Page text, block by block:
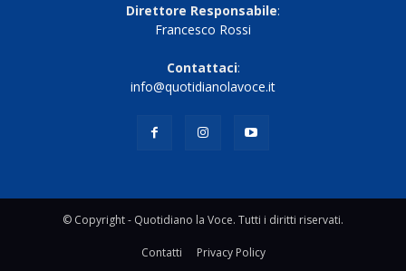
Direttore Responsabile:
Francesco Rossi
Contattaci:
info@quotidianolavoce.it
© Copyright - Quotidiano la Voce. Tutti i diritti riservati.
Contatti Privacy Policy